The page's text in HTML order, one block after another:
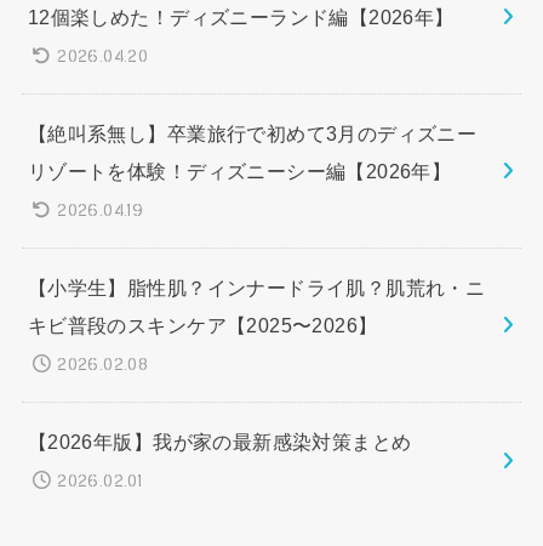
12個楽しめた！ディズニーランド編【2026年】
2026.04.20
【絶叫系無し】卒業旅行で初めて3月のディズニー
リゾートを体験！ディズニーシー編【2026年】
2026.04.19
【小学生】脂性肌？インナードライ肌？肌荒れ・ニ
キビ普段のスキンケア【2025〜2026】
2026.02.08
【2026年版】我が家の最新感染対策まとめ
2026.02.01